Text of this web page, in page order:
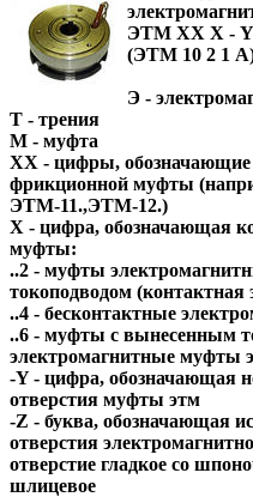
ЭТМ ХХ Х -
(ЭТМ 10 2 1
Э -
Т - трения
М - муфта
ХХ - цифры, обозначающие
фрикционной муфты
ЭТМ-11.,ЭТМ-12.)
Х - цифра, обозначающая
муфты:
..2 - муфты
токоподводом
..4 - бесконтактные
..6 - муфты с вынесенным
электромагнитные муфты
-Y - цифра, обозначающая
отверстия муфты этм
-Z - буква, обозначающая
отверстия
отверстие гладкое со
шлицевое